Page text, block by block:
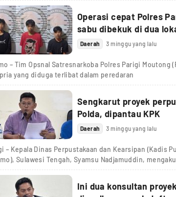
Operasi cepat Polres
sabu dibekuk di dua
Daerah 3 minggu yang lalu
– Tim Opsnal Satresnarkoba Polres Parigi Moutong
yang diduga terlibat dalam peredaran
Sengkarut proyek
Polda, dipantau KPK
Daerah 3 minggu yang lalu
– Kepala Dinas Perpustakaan dan Kearsipan (Kadis
Sulawesi Tengah, Syamsu Nadjamuddin, mengaku
Ini dua konsultan